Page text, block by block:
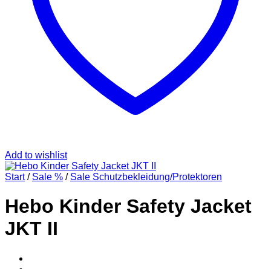
Add to wishlist
Start / Sale % / Sale Schutzbekleidung/Protektoren
Hebo Kinder Safety Jacket
JKT II